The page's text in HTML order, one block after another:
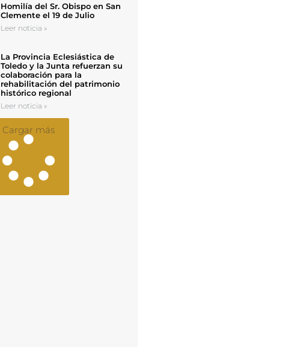
Homilía del Sr. Obispo en San
Clemente el 19 de Julio
Leer noticia »
La Provincia Eclesiástica de
Toledo y la Junta refuerzan su
colaboración para la
rehabilitación del patrimonio
histórico regional
Leer noticia »
Cargar más